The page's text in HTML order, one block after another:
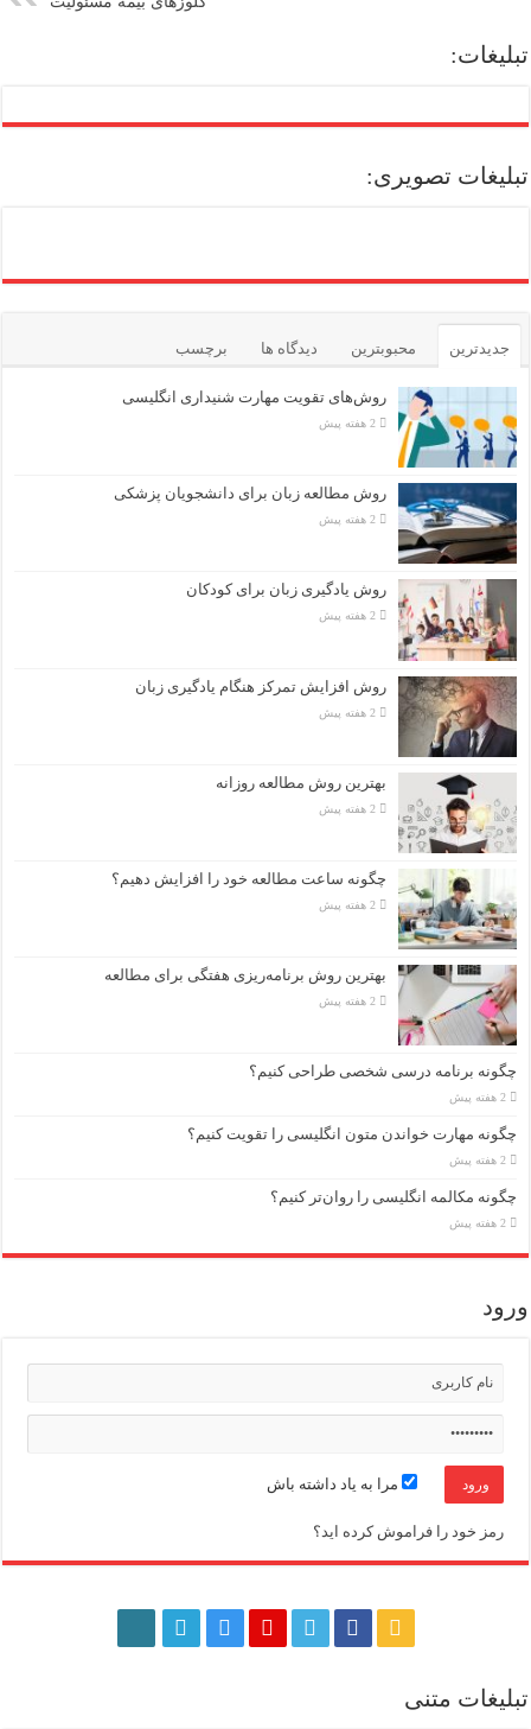
تبلیغات:
تبلیغات تصویری:
جدیدترین محبوبترین دیدگاه ها برچسب
روش‌های تقویت مهارت شنیداری انگلیسی
2 هفته پیش
روش مطالعه زبان برای دانشجویان پزشکی
2 هفته پیش
روش یادگیری زبان برای کودکان
2 هفته پیش
روش افزایش تمرکز هنگام یادگیری زبان
2 هفته پیش
بهترین روش مطالعه روزانه
2 هفته پیش
چگونه ساعت مطالعه خود را افزایش دهیم؟
2 هفته پیش
بهترین روش برنامه‌ریزی هفتگی برای مطالعه
2 هفته پیش
چگونه برنامه درسی شخصی طراحی کنیم؟
2 هفته پیش
چگونه مهارت خواندن متون انگلیسی را تقویت کنیم؟
2 هفته پیش
چگونه مکالمه انگلیسی را روان‌تر کنیم؟
2 هفته پیش
ورود
مرا به یاد داشته باش
رمز خود را فراموش کرده اید؟
تبلیغات متنی